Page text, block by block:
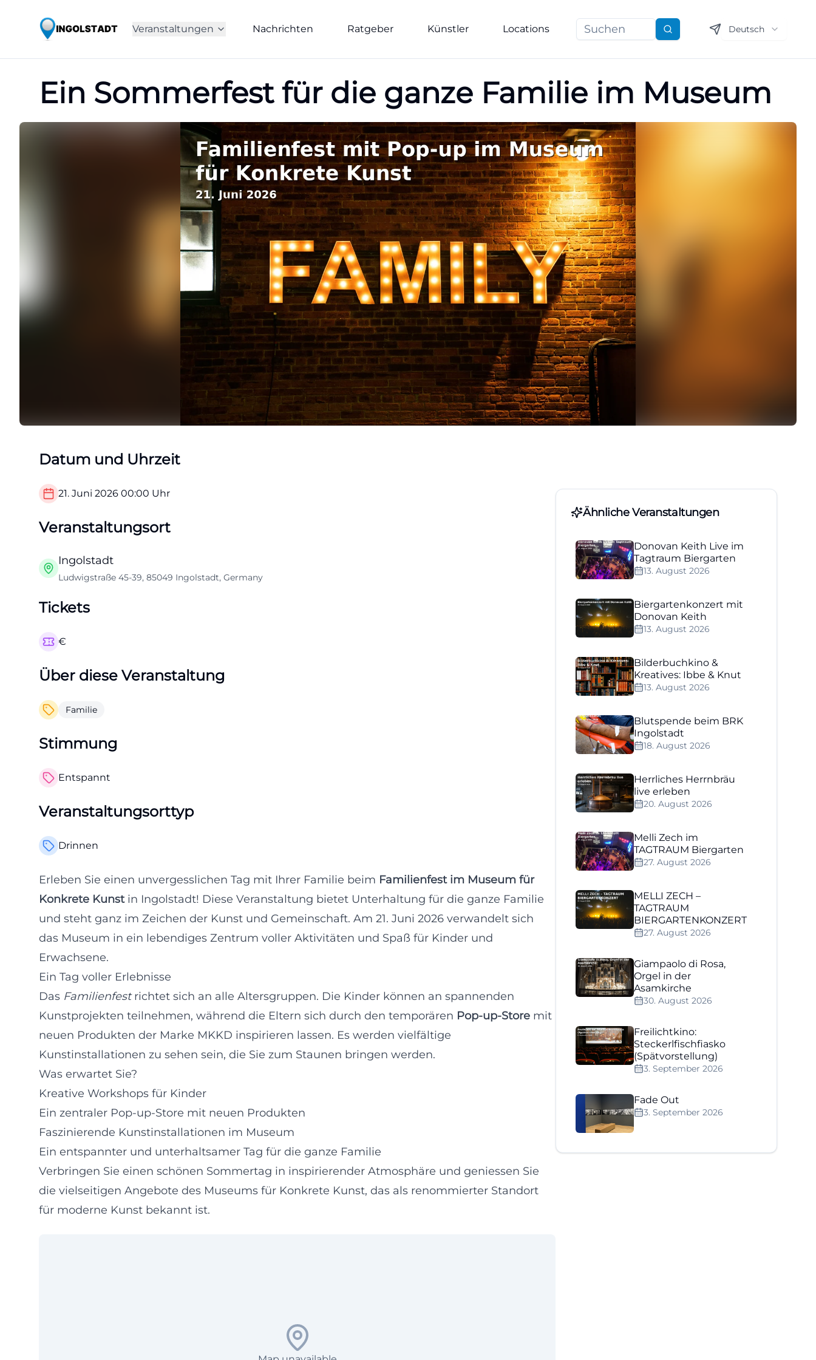
Veranstaltungen Nachrichten Ratgeber Künstler Locations Suchen Deutsch
Ein Sommerfest für die ganze Familie im Museum
Datum und Uhrzeit
21. Juni 2026 00:00 Uhr
Veranstaltungsort
Ingolstadt
Ludwigstraße 45-39, 85049 Ingolstadt, Germany
Tickets
€
Über diese Veranstaltung
Familie
Stimmung
Entspannt
Veranstaltungsorttyp
Drinnen
Erleben Sie einen unvergesslichen Tag mit Ihrer Familie beim Familienfest im Museum für
Konkrete Kunstin Ingolstadt! Diese Veranstaltung bietet Unterhaltung für die ganze Familie
und steht ganz im Zeichen der Kunst und Gemeinschaft. Am 21. Juni 2026 verwandelt sich
das Museum in ein lebendiges Zentrum voller Aktivitäten und Spaß für Kinder und
Erwachsene.
Ein Tag voller Erlebnisse
Das Familienfestrichtet sich an alle Altersgruppen. Die Kinder können an spannenden
Kunstprojekten teilnehmen, während die Eltern sich durch den temporären Pop-up-Store mit
neuen Produkten der Marke MKKD inspirieren lassen. Es werden vielfältige
Kunstinstallationen zu sehen sein, die Sie zum Staunen bringen werden.
Was erwartet Sie?
Kreative Workshops für Kinder
Ein zentraler Pop-up-Store mit neuen Produkten
Faszinierende Kunstinstallationen im Museum
Ein entspannter und unterhaltsamer Tag für die ganze Familie
Verbringen Sie einen schönen Sommertag in inspirierender Atmosphäre und geniessen Sie
die vielseitigen Angebote des Museums für Konkrete Kunst, das als renommierter Standort
für moderne Kunst bekannt ist.
Ähnliche Veranstaltungen
Donovan Keith Live im
Tagtraum Biergarten
13. August 2026
Biergartenkonzert mit
Donovan Keith
13. August 2026
Bilderbuchkino &
Kreatives: Ibbe & Knut
13. August 2026
Blutspende beim BRK
Ingolstadt
18. August 2026
Herrliches Herrnbräu
live erleben
20. August 2026
Melli Zech im
TAGTRAUM Biergarten
27. August 2026
MELLI ZECH –
TAGTRAUM
BIERGARTENKONZERT
27. August 2026
Giampaolo di Rosa,
Orgel in der
Asamkirche
30. August 2026
Freilichtkino:
Steckerlfischfiasko
(Spätvorstellung)
3. September 2026
Fade Out
3. September 2026